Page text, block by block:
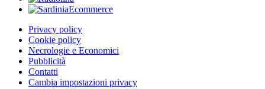
Privacy policy
Cookie policy
Necrologie e Economici
Pubblicità
Contatti
Cambia impostazioni privacy